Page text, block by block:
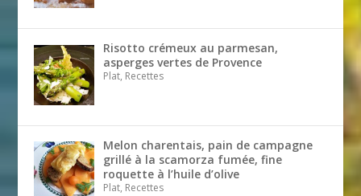
Risotto crémeux au parmesan,
asperges vertes de Provence
Plat, Recettes
Melon charentais, pain de campagne
grillé à la scamorza fumée, fine
roquette à l’huile d’olive
Plat, Recettes